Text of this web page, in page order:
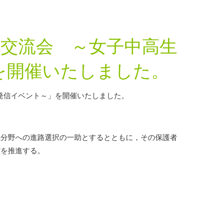
流会 ～女子中高生
催いたしました。
イベント～」を開催いたしました。
野への進路選択の一助とするとともに，その保護者
推進する。